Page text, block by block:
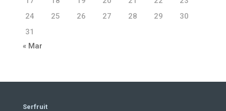
24
25 26 27 28 29
30
31
« Mar
Serfruit